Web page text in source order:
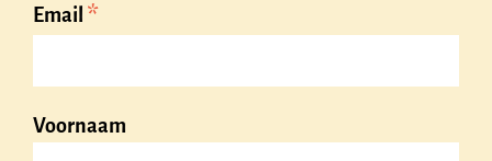
Email *
Voornaam